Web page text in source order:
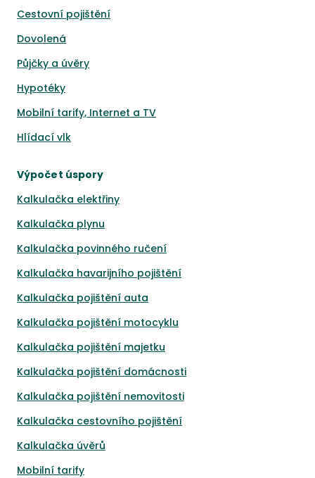
Cestovní pojištění
Dovolená
Půjčky a úvěry
Hypotéky
Mobilní tarify, Internet a TV
Hlídací vlk
Výpočet úspory
Kalkulačka elektřiny
Kalkulačka plynu
Kalkulačka povinného ručení
Kalkulačka havarijního pojištění
Kalkulačka pojištění auta
Kalkulačka pojištění motocyklu
Kalkulačka pojištění majetku
Kalkulačka pojištění domácnosti
Kalkulačka pojištění nemovitosti
Kalkulačka cestovního pojištění
Kalkulačka úvěrů
Mobilní tarify